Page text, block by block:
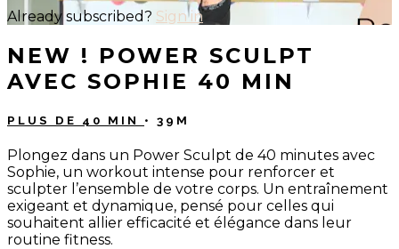
Already subscribed? Sign in
NEW ! POWER SCULPT
AVEC SOPHIE 40 MIN
PLUS DE 40 MIN • 39M
Plongez dans un Power Sculpt de 40 minutes avec
Sophie, un workout intense pour renforcer et
sculpter l’ensemble de votre corps. Un entraînement
exigeant et dynamique, pensé pour celles qui
souhaitent allier efficacité et élégance dans leur
routine fitness.